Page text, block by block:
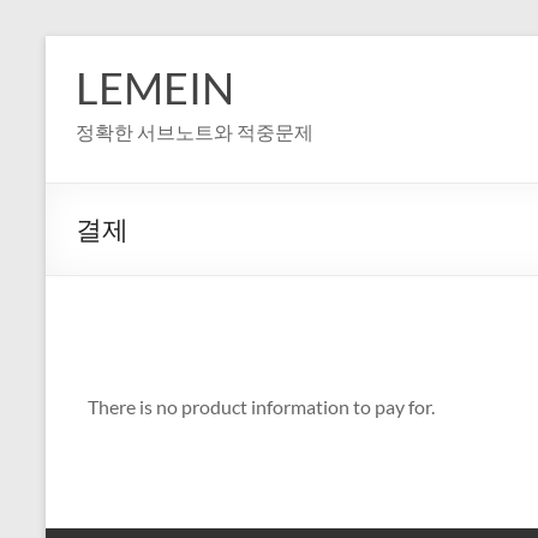
LEMEIN
정확한 서브노트와 적중문제
결제
There is no product information to pay for.